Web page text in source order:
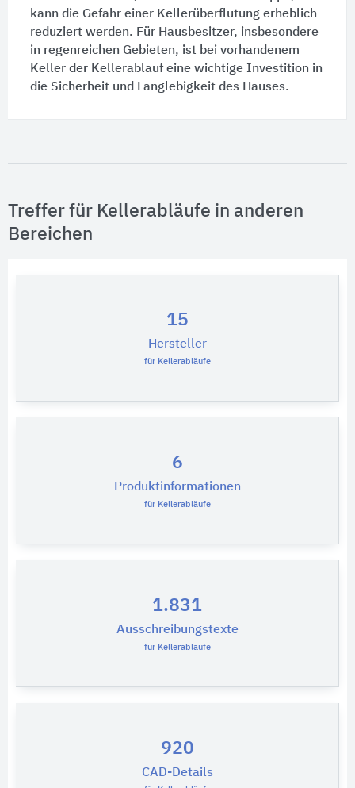
kann die Gefahr einer Kellerüberflutung erheblich
reduziert werden. Für Hausbesitzer, insbesondere
in regenreichen Gebieten, ist bei vorhandenem
Keller der Kellerablauf eine wichtige Investition in
die Sicherheit und Langlebigkeit des Hauses.
Treffer für Kellerabläufe in anderen
Bereichen
15
Hersteller
für Kellerabläufe
6
Produktinformationen
für Kellerabläufe
1.831
Ausschreibungstexte
für Kellerabläufe
920
CAD-Details